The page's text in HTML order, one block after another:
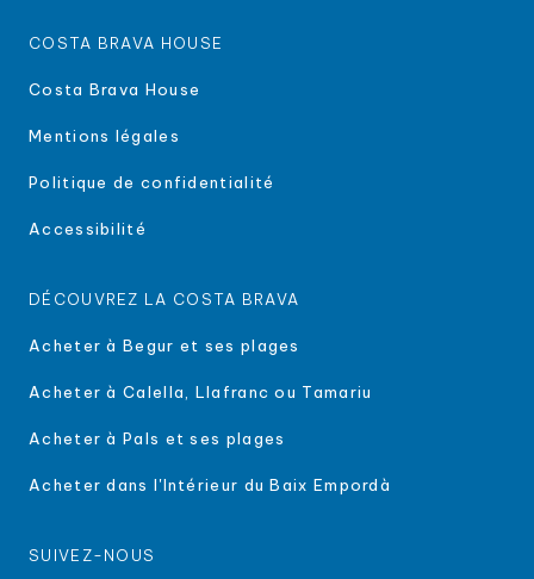
COSTA BRAVA HOUSE
Costa Brava House
Mentions légales
Politique de confidentialité
Accessibilité
DÉCOUVREZ LA COSTA BRAVA
Acheter à Begur et ses plages
Acheter à Calella, Llafranc ou Tamariu
Acheter à Pals et ses plages
Acheter dans l'Intérieur du Baix Empordà
SUIVEZ-NOUS